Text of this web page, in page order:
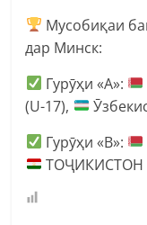
Мусобиқаи
дар Минск:
Гурӯҳи «А»:
(U-17),
Гурӯҳи «В»:
ТОҶИКИСТОН